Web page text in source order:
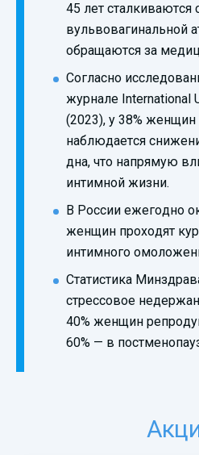
45 лет
вульвовагинальной
обращаются за
Согласно
журнале International
(2023), у 38%
наблюдается
дна, что напрямую
интимной жизни.
В России ежегодно
женщин проходят
интимного
Статистика
стрессовое
40% женщин
60% — в